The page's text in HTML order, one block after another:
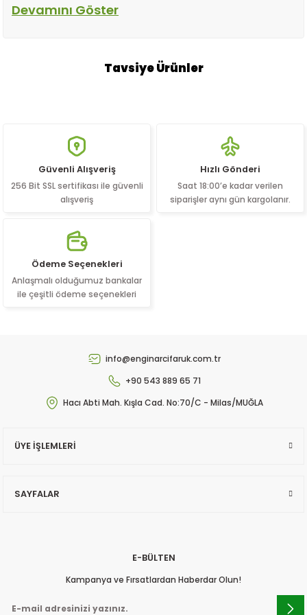
sofralarınıza tazelik katın!
Tavsiye Ürünler
0.0 Puan - 0 Yorum
₺ 550,00
₺ 590,00
₺ 2.450,00
Güvenli Alışveriş
256 Bit SSL sertifikası ile güvenli
alışveriş
Hızlı Gönderi
Saat 18:00’e kadar verilen
siparişler aynı gün kargolanır.
Ödeme Seçenekleri
Anlaşmalı olduğumuz bankalar
ile çeşitli ödeme seçenekleri
info@enginarcifaruk.com.tr
+90 543 889 65 71
Hacı Abti Mah. Kışla Cad. No:70/C - Milas/MUĞLA
ÜYE İŞLEMLERİ
SAYFALAR
E-BÜLTEN
Kampanya ve Fırsatlardan Haberdar Olun!